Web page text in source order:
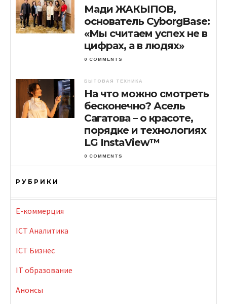
Мади ЖАКЫПОВ,
основатель CyborgBase:
«Мы считаем успех не в
цифрах, а в людях»
0 COMMENTS
БЫТОВАЯ ТЕХНИКА
На что можно смотреть
бесконечно? Асель
Сагатова – о красоте,
порядке и технологиях
LG InstaView™
0 COMMENTS
РУБРИКИ
E-коммерция
ICT Аналитика
ICT Бизнес
IT образование
Анонсы